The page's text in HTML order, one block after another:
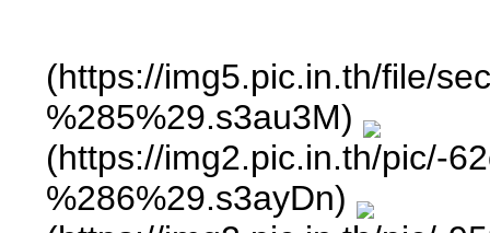
(https://img5.pic.in.th/file/
%285%29.s3au3M)
(https://img2.pic.in.th/pic/-
%286%29.s3ayDn)